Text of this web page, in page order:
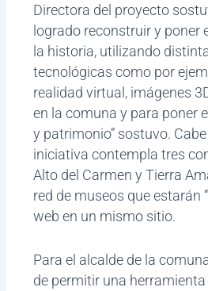
Directora del proyecto
logrado reconstruir y poner
la historia, utilizando
tecnológicas como por
realidad virtual, imágenes
en la comuna y para poner
y patrimonio” sostuvo.
iniciativa contempla tres
Alto del Carmen y Tierra
red de museos que estarán
web en un mismo sitio.
Para el alcalde de la
de permitir una